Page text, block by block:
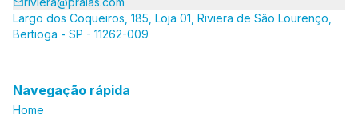
Largo dos Coqueiros, 185, Loja 01, Riviera de São Lourenço,
Bertioga - SP - 11262-009
Navegação rápida
Home